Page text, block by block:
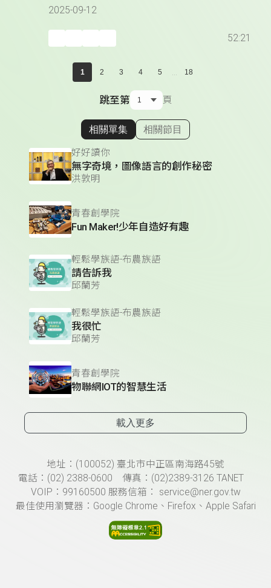
2025-09-12
52:21
1 2 3 4 5 ... 18
跳至第 頁
顯示相關單集
相關單集 相關節目
好好讀你
無字奇境，圖像語言的創作秘密
洪敦明
青春創學院
Fun Maker!少年自造好有趣
輕鬆學族語-布農族語
請告訴我
邱蘭芳
輕鬆學族語-布農族語
我很忙
邱蘭芳
青春創學院
物聯網IOT的智慧生活
載入更多
頁尾資訊地址：(100052) 臺北市中正區南海路45號
電話：(02) 2388-0600 傳真：(02)2389-3126 TANET
VOIP：99160500 服務信箱： service@ner.gov.tw
最佳使用瀏覽器：Google Chrome、Firefox、Apple Safari